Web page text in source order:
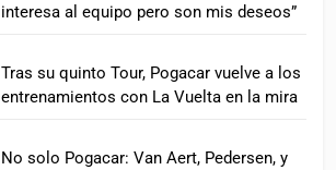
interesa al equipo pero son mis deseos”
Tras su quinto Tour, Pogacar vuelve a los
entrenamientos con La Vuelta en la mira
No solo Pogacar: Van Aert, Pedersen, y